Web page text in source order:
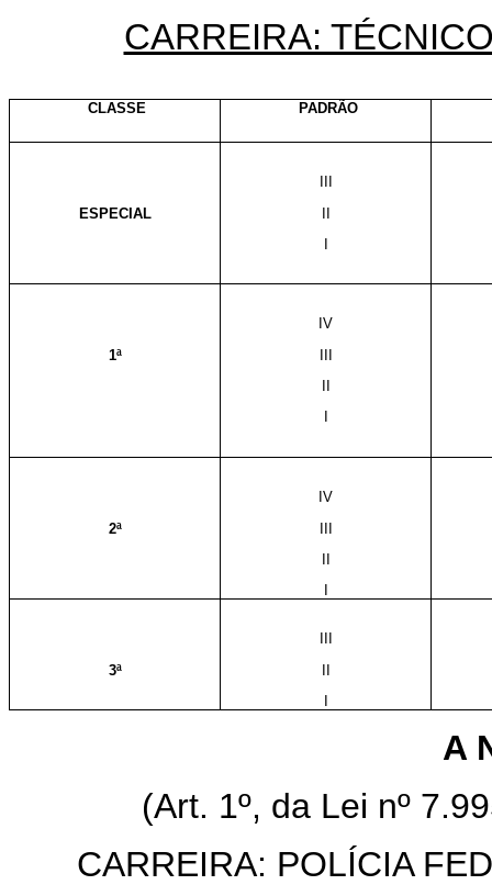
CARREIRA:
CLASSE PADRÃO
ESPECIAL
II
1ª
IV
III
2ª
IV
III
3ª
II
A
(Art. 1º, da Lei nº
CARREIRA: POLÍCIA